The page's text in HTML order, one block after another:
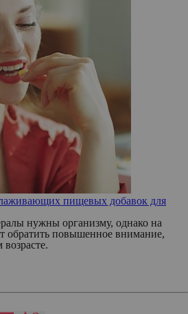
пищевых добавок для
нужны организму, однако на
обратить повышенное внимание,